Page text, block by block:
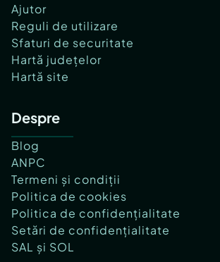
Ajutor
Reguli de utilizare
Sfaturi de securitate
Hartă județelor
Hartă site
Despre
Blog
ANPC
Termeni și condiții
Politica de cookies
Politica de confidențialitate
Setări de confidențialitate
SAL și SOL